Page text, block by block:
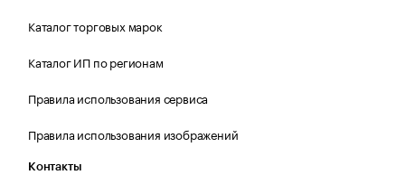
Каталог торговых марок
Каталог ИП по регионам
Правила использования сервиса
Правила использования изображений
Контакты